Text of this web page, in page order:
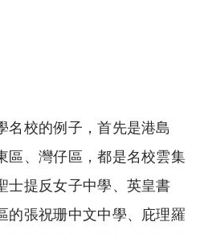
名校的例子，首先是港島
區、灣仔區，都是名校雲集
士提反女子中學、英皇書
的張祝珊中文中學、庇理羅